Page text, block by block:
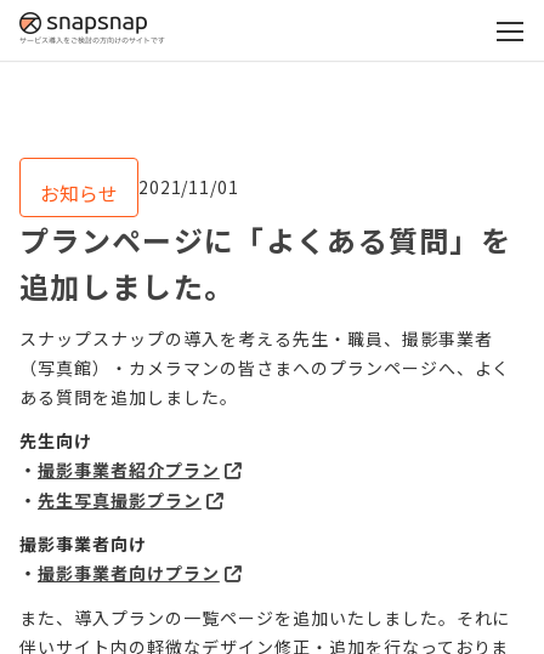
お知らせ 2021/11/01
プランページに「よくある質問」を
追加しました。
スナップスナップの導入を考える先生・職員、撮影事業者
（写真館）・カメラマンの皆さまへのプランページへ、よく
ある質問を追加しました。
先生向け
・ 撮影事業者紹介プラン
・ 先生写真撮影プラン
撮影事業者向け
・ 撮影事業者向けプラン
また、導入プランの一覧ページを追加いたしました。それに
伴いサイト内の軽微なデザイン修正・追加を行なっておりま